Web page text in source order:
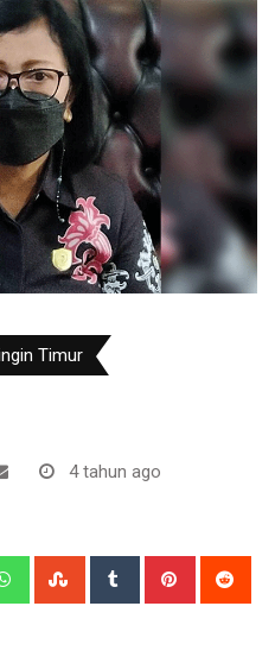
Timur
4 tahun ago
WhatsappStumbleUpon
Tumblr Pinterest